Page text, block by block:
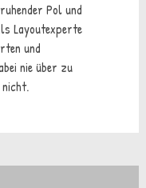
Pol und
Layoutexperte
und
nie über zu
nicht.